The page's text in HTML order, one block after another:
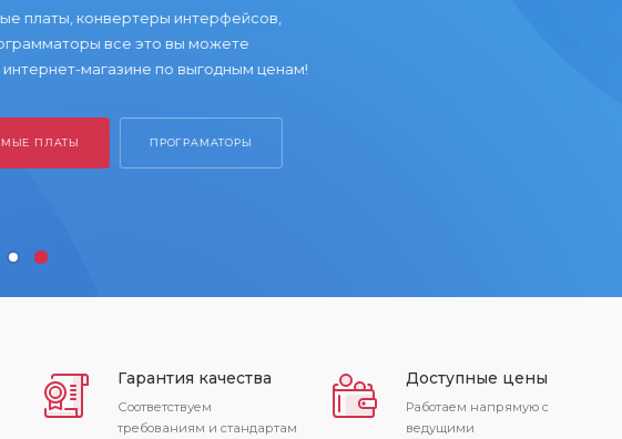
Гарантия качества
Соответствуем
требованиям и стандартам
Доступные цены
Работаем напрямую с
ведущими